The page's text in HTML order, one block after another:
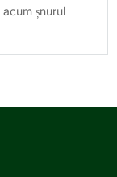
acum șnurul